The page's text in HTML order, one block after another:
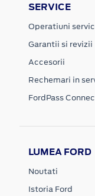
SERVICE
Operatiuni
Garantii si revizii
Accesorii
Rechemari in
FordPass
LUMEA FORD
Noutati
Istoria Ford